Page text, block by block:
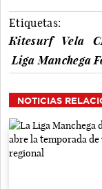
Etiquetas:
Kitesurf
Vela
Liga Manchega
NOTICIAS